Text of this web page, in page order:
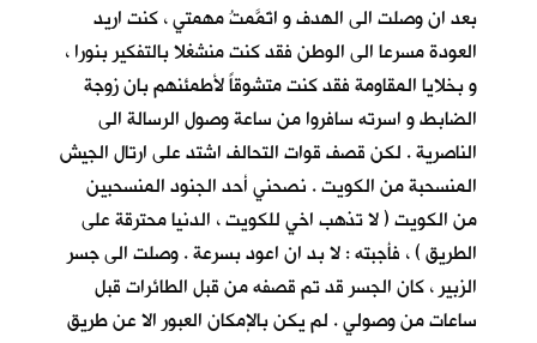
بعد ان وصلت الى الهدف و اتَمَّمتُ مهمتي ، كنت اريد
العودة مسرعا الى الوطن فقد كنت منشغلا بالتفكير بنورا ،
و بخلايا المقاومة فقد كنت متشوقاً لأطمئنهم بان زوجة
الضابط و اسرته سافروا من ساعة وصول الرسالة الى
الناصرية . لكن قصف قوات التحالف اشتد على ارتال الجيش
المنسحبة من الكويت . نصحني أحد الجنود المنسحبين
من الكويت ( لا تذهب اخي للكويت ، الدنيا محترقة على
الطريق ) ، فأجبته : لا بد ان اعود بسرعة . وصلت الى جسر
الزبير ، كان الجسر قد تم قصفه من قبل الطائرات قبل
ساعات من وصولي . لم يكن بالإمكان العبور الا عن طريق